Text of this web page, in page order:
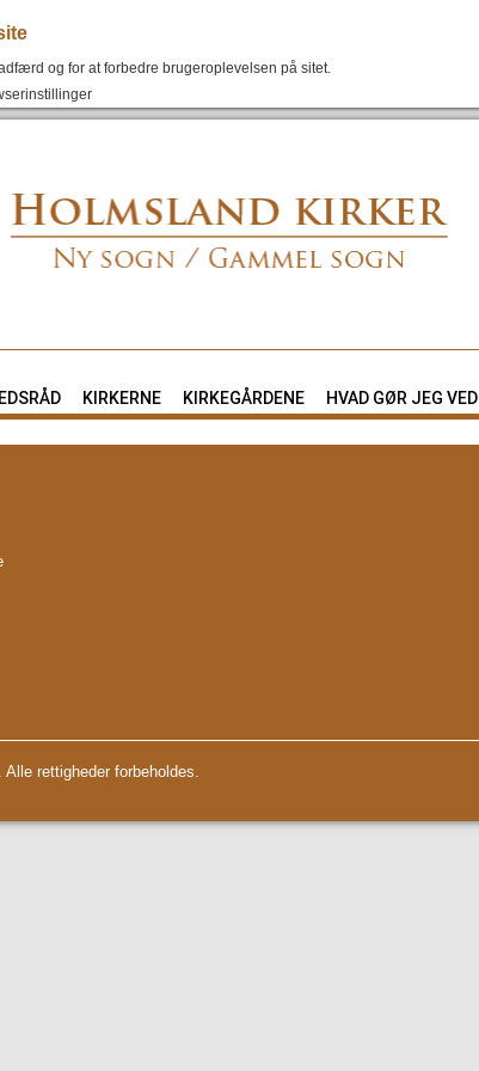
KIRKERNE KIRKEGÅRDENE HVAD GØR JEG VED
rettigheder forbeholdes.
og for at forbedre brugeroplevelsen på sitet.